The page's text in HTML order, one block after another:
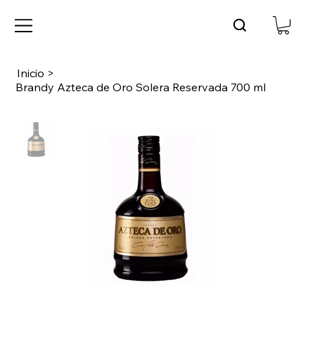
Inicio >
Brandy Azteca de Oro Solera Reservada 700 ml